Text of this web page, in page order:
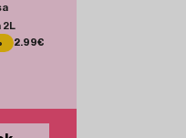
2L
2.99€